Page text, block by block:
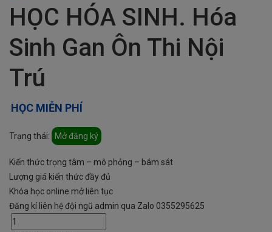
HỌC HÓA SINH. Hóa
Sinh Gan Ôn Thi Nội
Trú
HỌC MIỄN PHÍ
Trạng thái: Mở đăng ký
Kiến thức trọng tâm – mô phỏng – bám sát
Lượng giá kiến thức đầy đủ
Khóa học online mở liên tục
Đăng kí liên hệ đội ngũ admin qua Zalo 0355295625